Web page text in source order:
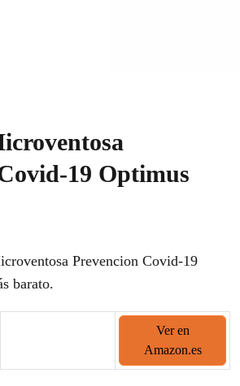
19 Optimus
Prevencion Covid-19
barato.
Ver en
Amazon.es